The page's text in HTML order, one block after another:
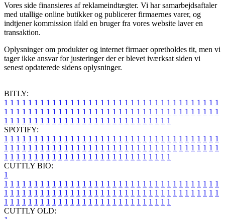
Vores side finansieres af reklameindtægter. Vi har samarbejdsaftaler
med utallige online butikker og publicerer firmaernes varer, og
indtjener kommission ifald en bruger fra vores website laver en
transaktion.
Oplysninger om produkter og internet firmaer opretholdes tit, men vi
tager ikke ansvar for justeringer der er blevet iværksat siden vi
senest opdaterede sidens oplysninger.
BITLY:
1 1 1 1 1 1 1 1 1 1 1 1 1 1 1 1 1 1 1 1 1 1 1 1 1 1 1 1 1 1 1 1 1 1 1 1
1 1 1 1 1 1 1 1 1 1 1 1 1 1 1 1 1 1 1 1 1 1 1 1 1 1 1 1 1 1 1 1 1 1 1 1
1 1 1 1 1 1 1 1 1 1 1 1 1 1 1 1 1 1 1 1 1 1 1 1 1 1 1 1
SPOTIFY:
1 1 1 1 1 1 1 1 1 1 1 1 1 1 1 1 1 1 1 1 1 1 1 1 1 1 1 1 1 1 1 1 1 1 1 1
1 1 1 1 1 1 1 1 1 1 1 1 1 1 1 1 1 1 1 1 1 1 1 1 1 1 1 1 1 1 1 1 1 1 1 1
1 1 1 1 1 1 1 1 1 1 1 1 1 1 1 1 1 1 1 1 1 1 1 1 1 1 1 1
CUTTLY BIO:
1
1 1 1 1 1 1 1 1 1 1 1 1 1 1 1 1 1 1 1 1 1 1 1 1 1 1 1 1 1 1 1 1 1 1 1 1
1 1 1 1 1 1 1 1 1 1 1 1 1 1 1 1 1 1 1 1 1 1 1 1 1 1 1 1 1 1 1 1 1 1 1 1
1 1 1 1 1 1 1 1 1 1 1 1 1 1 1 1 1 1 1 1 1 1 1 1 1 1 1 1
CUTTLY OLD: